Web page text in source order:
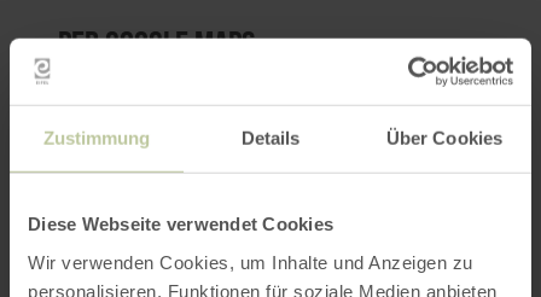
Zustimmung Details Über Cookies
Diese Webseite verwendet Cookies
Wir verwenden Cookies, um Inhalte und Anzeigen zu
personalisieren, Funktionen für soziale Medien anbieten
per Google Maps
Anfahrt von: